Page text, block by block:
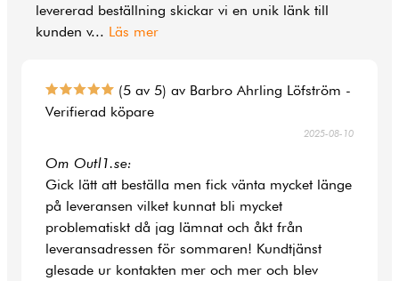
levererad beställning skickar vi en unik länk till
kunden v... Läs mer
(5 av 5) av Barbro Ahrling Löfström -
Verifierad köpare
2025-08-10
Om Outl1.se:
Gick lätt att beställa men fick vänta mycket länge
på leveransen vilket kunnat bli mycket
problematiskt då jag lämnat och åkt från
leveransadressen för sommaren! Kundtjänst
glesade ur kontakten mer och mer och blev